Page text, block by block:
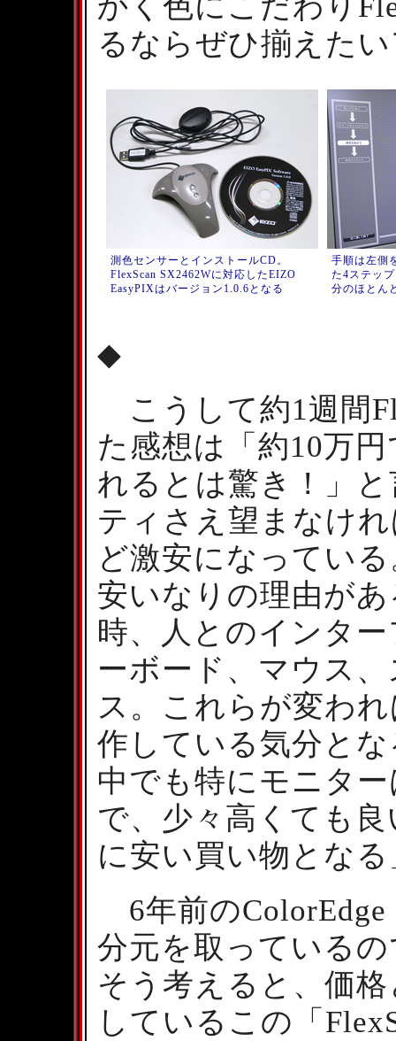
るならぜひ揃えた
測色センサーとインストールCD。
FlexScan SX2462Wに対応したEIZO
EasyPIXはバージョン1.0.6となる
手順は左側
た4ステッ
分のほとん
◆
こうして約1週間
た感想は「約10万
れるとは驚き！」
ティさえ望まなけ
ど激安になってい
安いなりの理由が
時、人とのインタ
ーボード、マウス
ス。これらが変わ
作している気分と
中でも特にモニタ
で、少々高くても
に安い買い物とな
6年前のColorEdge
分元を取っている
そう考えると、価
しているこの「